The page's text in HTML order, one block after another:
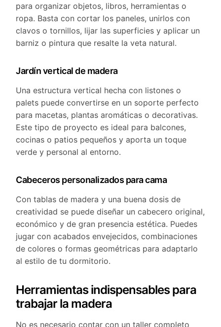
para organizar objetos, libros, herramientas o
ropa. Basta con cortar los paneles, unirlos con
clavos o tornillos, lijar las superficies y aplicar un
barniz o pintura que resalte la veta natural.
Jardín vertical de madera
Una estructura vertical hecha con listones o
palets puede convertirse en un soporte perfecto
para macetas, plantas aromáticas o decorativas.
Este tipo de proyecto es ideal para balcones,
cocinas o patios pequeños y aporta un toque
verde y personal al entorno.
Cabeceros personalizados para cama
Con tablas de madera y una buena dosis de
creatividad se puede diseñar un cabecero original,
económico y de gran presencia estética. Puedes
jugar con acabados envejecidos, combinaciones
de colores o formas geométricas para adaptarlo
al estilo de tu dormitorio.
Herramientas indispensables para
trabajar la madera
No es necesario contar con un taller completo